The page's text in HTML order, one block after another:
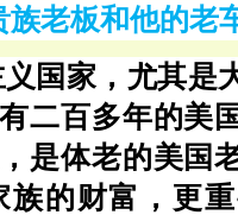
族老板和他的老
国家，尤其是
二百多年的美
是体老的美国
族的财富，更